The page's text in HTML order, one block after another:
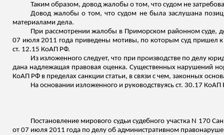
Таким образом, довод жалобы о том, что судом не
Довод жалобы о том, что судом не была заслушана
материалами дела.
При рассмотрении жалобы в Приморском районном суде,
07 июля 2011 года приведены мотивы, по которым суд пришел к
ст. 12.15 КоАП РФ.
Из изложенного следует, что при производстве по делу
дана надлежащая правовая оценка. Существенных нарушений
КоАП РФ в пределах санкции статьи, в связи с чем, законных
На основании изложенного и руководствуясь ст. 30.17 КоАП
Постановление мирового судьи судебного участка N 170
от 07 июля 2011 года по делу об административном